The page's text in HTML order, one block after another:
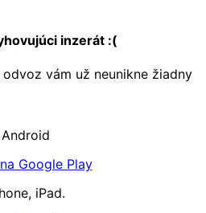
inzerát :(
vám už neunikne žiadny
Android
iPad.